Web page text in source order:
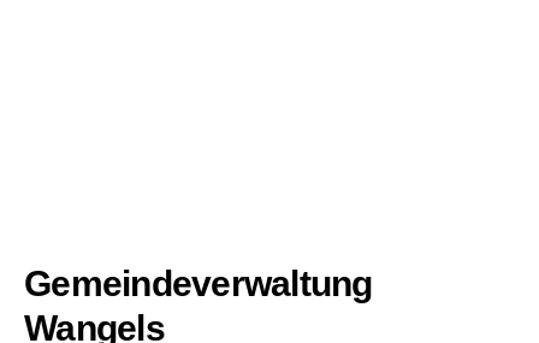
Gemeindeverwaltung
Wangels